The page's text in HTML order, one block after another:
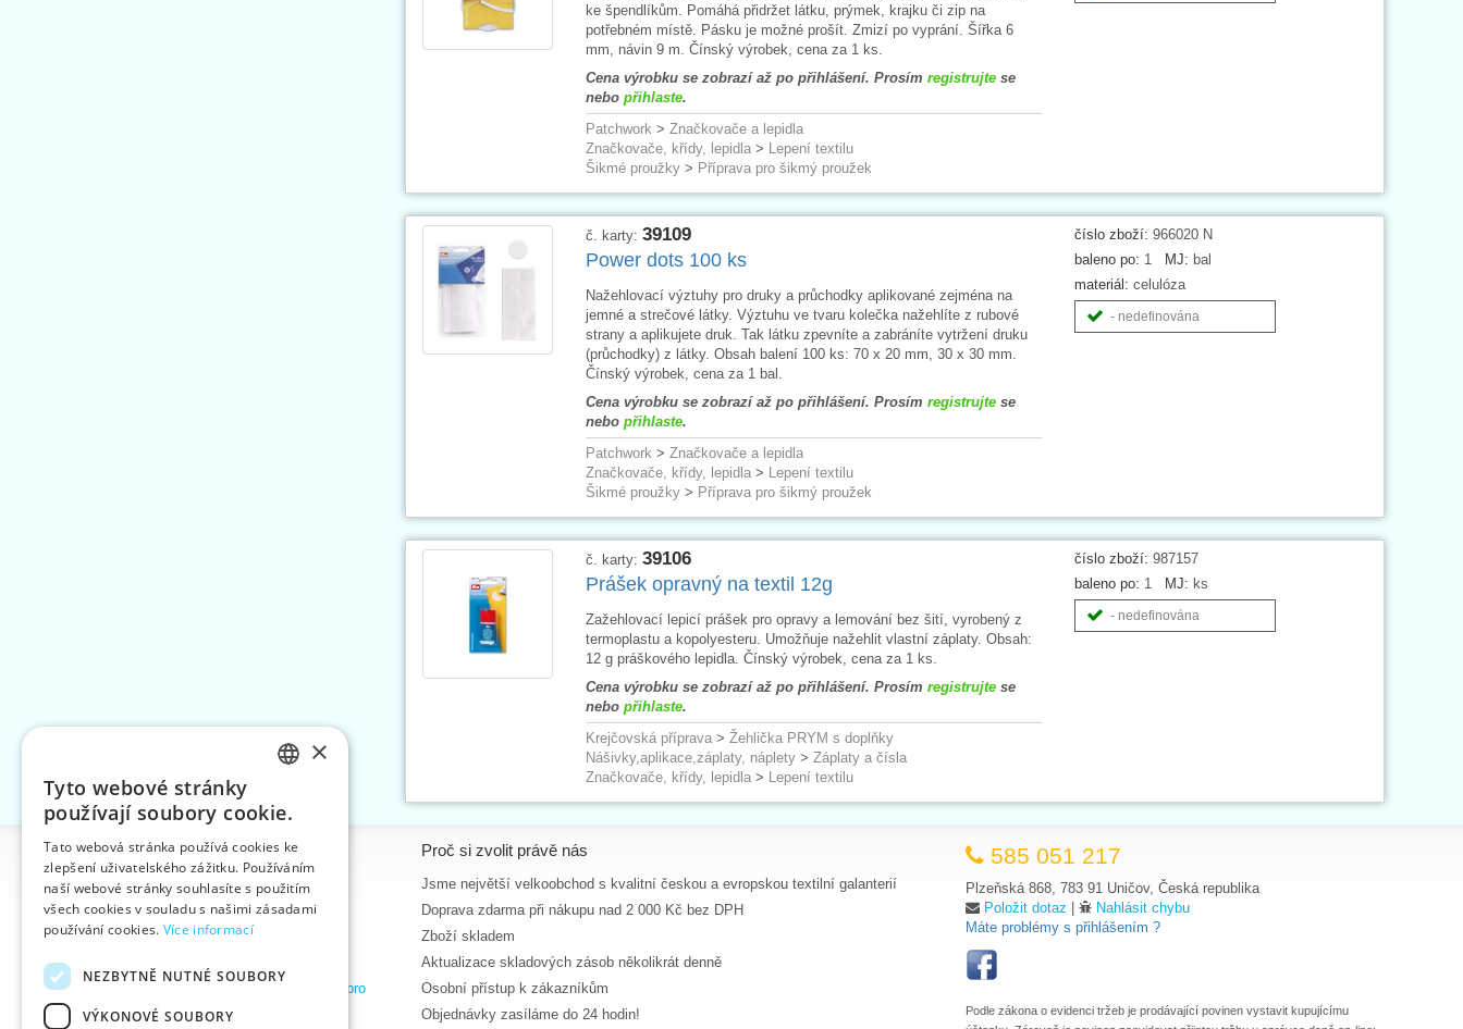
ke špendlíkům. Pomáhá přidržet látku, prýmek, krajku či zip na
potřebném místě. Pásku je možné prošít. Zmizí po vyprání. Šířka 6
mm, návin 9 m. Čínský výrobek, cena za 1 ks.
Cena výrobku se zobrazí až po přihlášení. Prosím registrujtese
nebo přihlaste.
Patchwork > Značkovače a lepidla
Značkovače, křídy, lepidla> Lepení textilu
Šikmé proužky> Příprava pro šikmý proužek
číslo zboží: 966020 N
baleno po: 1 MJ: bal
materiál: celulóza
- nedefinována
č. karty: 39109
Power dots 100 ks
Nažehlovací výztuhy pro druky a průchodky aplikované zejména na
jemné a strečové látky. Výztuhu ve tvaru kolečka nažehlíte z rubové
strany a aplikujete druk. Tak látku zpevníte a zabráníte vytržení druku
(průchodky) z látky. Obsah balení 100 ks: 70 x 20 mm, 30 x 30 mm.
Čínský výrobek, cena za 1 bal.
Cena výrobku se zobrazí až po přihlášení. Prosím registrujtese
nebo přihlaste.
Patchwork > Značkovače a lepidla
Značkovače, křídy, lepidla> Lepení textilu
Šikmé proužky> Příprava pro šikmý proužek
číslo zboží: 987157
baleno po: 1 MJ: ks
- nedefinována
č. karty: 39106
Prášek opravný na textil 12g
Zažehlovací lepicí prášek pro opravy a lemování bez šití, vyrobený z
termoplastu a kopolyesteru. Umožňuje nažehlit vlastní záplaty. Obsah:
12 g práškového lepidla. Čínský výrobek, cena za 1 ks.
Cena výrobku se zobrazí až po přihlášení. Prosím registrujtese
nebo přihlaste.
Krejčovská příprava> Žehlička PRYM s doplňky
Nášivky,aplikace,záplaty, náplety> Záplaty a čísla
Značkovače, křídy, lepidla> Lepení textilu
Informace
Úvodní strana
Kontakt
Mapa stránek
Obchodní podmínky e-shopu VTC, a.s. pro
zákazníky z České republiky
Proč si zvolit právě nás
Jsme největší velkoobchod s kvalitní českou a evropskou textilní galanterií
Doprava zdarma při nákupu nad 2 000 Kč bez DPH
Zboží skladem
Aktualizace skladových zásob několikrát denně
Osobní přístup k zákazníkům
Objednávky zasíláme do 24 hodin!
585 051 217
Plzeňská 868, 783 91 Uničov, Česká republika
Položit dotaz |
Nahlásit chybu
Máte problémy s přihlášením ?
Podle zákona o evidenci tržeb je prodávající povinen vystavit kupujícímu
ENGLISH
GERMAN
×
Tyto webové stránky
používají soubory cookie.
Tato webová stránka používá cookies ke
zlepšení uživatelského zážitku. Používáním
naší webové stránky souhlasíte s použitím
všech cookies v souladu s našimi zásadami
používání cookies. Více informací
NEZBYTNĚ NUTNÉ SOUBORY
VÝKONOVÉ SOUBORY